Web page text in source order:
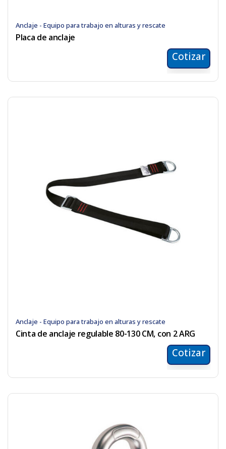
Anclaje - Equipo para trabajo en alturas y rescate
Placa de anclaje
Cotizar
Anclaje - Equipo para trabajo en alturas y rescate
Cinta de anclaje regulable 80-130 CM, con 2 ARG
Cotizar